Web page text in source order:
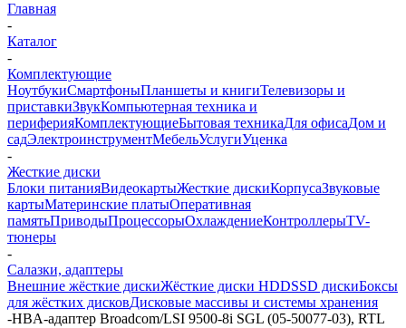
Главная
-
Каталог
-
Комплектующие
НоутбукиСмартфоныПланшеты и книгиТелевизоры и
приставкиЗвукКомпьютерная техника и
периферияКомплектующиеБытовая техникаДля офисаДом и
садЭлектроинструментМебельУслугиУценка
-
Жесткие диски
Блоки питанияВидеокартыЖесткие дискиКорпусаЗвуковые
картыМатеринские платыОперативная
памятьПриводыПроцессорыОхлаждениеКонтроллерыTV-
тюнеры
-
Салазки, адаптеры
Внешние жёсткие дискиЖёсткие диски HDDSSD дискиБоксы
для жёстких дисковДисковые массивы и системы хранения
-HBA-адаптер Broadcom/LSI 9500-8i SGL (05-50077-03), RTL